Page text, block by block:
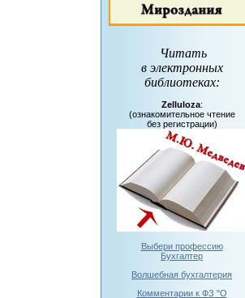
Читать
в электронных
библиотеках:
Zelluloza:
(ознакомительное чтение
без регистрации)
Выбери профессию
Бухгалтер
Волшебная бухгалтерия
Комментарии к ФЗ "О